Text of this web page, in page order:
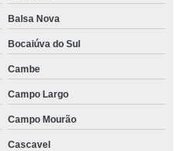
Balsa Nova
Bocaiúva do Sul
Cambe
Campo Largo
Campo Mourão
Cascavel